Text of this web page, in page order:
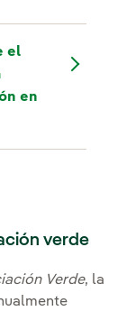
el
en
verde
Verde, la